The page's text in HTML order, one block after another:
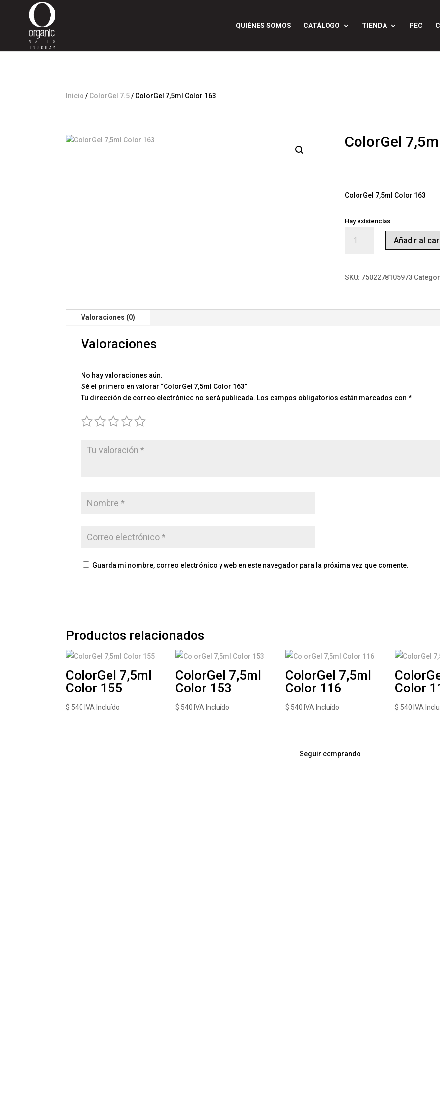
QUIÉNES SOMOS CATÁLOGO TIENDA PEC
Inicio / ColorGel 7.5/ ColorGel 7,5ml Color 163
ColorGel
ColorGel 7,5ml Color 163
Hay existencias
7,5ml
cantidad
Añadir al
SKU: 7502278105973
Valoraciones (0)
Valoraciones
No hay valoraciones aún.
Sé el primero en valorar “ColorGel 7,5ml Color 163”
Tu dirección de correo electrónico no será publicada. Los campos obligatorios están marcados con*
Guarda mi nombre, correo electrónico y web en este navegador para la próxima vez que comente.
Productos relacionados
ColorGel 7,5ml
Color 155
$ 540 IVA Incluído
ColorGel 7,5ml
Color 153
$ 540 IVA Incluído
ColorGel 7,5ml
Color 116
$ 540 IVA Incluído
Color
$ 540 IVA
Seguir comprando